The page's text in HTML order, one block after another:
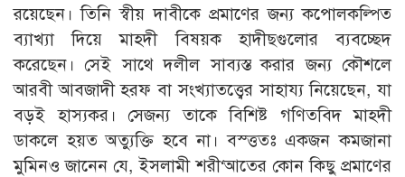
রয়েছেন। তিনি স্বীয় দাবীকে প্রমাণের জন্য কপোলকল্পিত
ব্যাখ্যা দিয়ে মাহদী বিষয়ক হাদীছগুলোর ব্যবচ্ছেদ
করেছেন। সেই সাথে দলীল সাব্যস্ত করার জন্য কৌশলে
আরবী আবজাদী হরফ বা সংখ্যাতত্ত্বের সাহায্য নিয়েছেন, যা
বড়ই হাস্যকর। সেজন্য তাকে বিশিষ্ট গণিতবিদ মাহদী
ডাকলে হয়ত অত্যুক্তি হবে না। বস্ত্ততঃ একজন কমজানা
মুমিনও জানেন যে, ইসলামী শরী‘আতের কোন কিছু প্রমাণের